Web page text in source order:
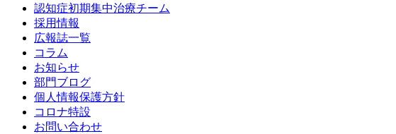
認知症初期集中治療チーム
採用情報
広報誌一覧
コラム
お知らせ
部門ブログ
個人情報保護方針
コロナ特設
お問い合わせ